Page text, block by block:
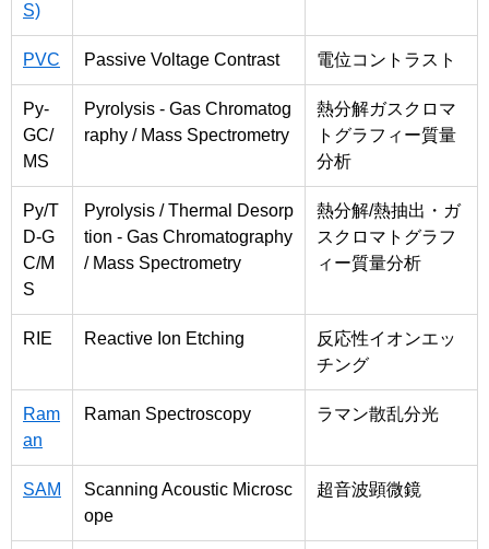
S)
PVC Passive Voltage Contrast 電位コントラスト
Py-
GC/
MS
Pyrolysis - Gas Chromatog
raphy / Mass Spectrometry
熱分解ガスクロマ
トグラフィー質量
分析
Py/T
D-G
C/M
S
Pyrolysis / Thermal Desorp
tion - Gas Chromatography
/ Mass Spectrometry
熱分解/熱抽出・ガ
スクロマトグラフ
ィー質量分析
RIE Reactive Ion Etching
反応性イオンエッ
チング
Ram
an
Raman Spectroscopy ラマン散乱分光
SAM
Scanning Acoustic Microsc
ope
超音波顕微鏡